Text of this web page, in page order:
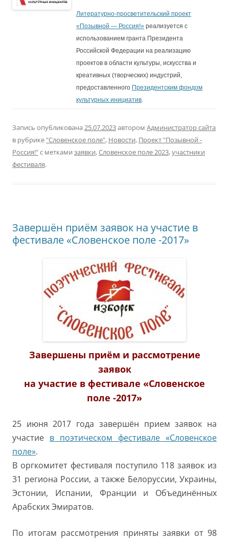
Литературно-просветительский проект
«Позывной — Россия!» реализуется с
использованием гранта Президента
Российской Федерации на реализацию
проектов в области культуры, искусства и
креативных (творческих) индустрий,
предоставленного Президентским фондом
культурных инициатив.
Запись опубликована 25.07.2023автором Администратор сайта
в рубрике "Словенское поле", Новости, Проект "Позывной -
Россия!"с метками заявки,Словенское поле 2023,участники
фестиваля.
Завершён приём заявок на участие в
фестивале «Словенское поле -2017»
Завершены приём и рассмотрение
заявок
на участие в фестивале «Словенское
поле -2017»
25 июня 2017 года завершён прием заявок на
участие в поэтическом фестивале «Словенское
поле».
В оргкомитет фестиваля поступило 118 заявок из
31 региона России, а также Белоруссии, Украины,
Эстонии, Испании, Франции и Объединённых
Арабских Эмиратов.
По итогам рассмотрения приняты заявки от 98